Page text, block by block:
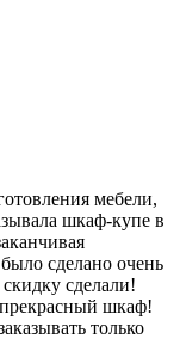
мебели,
шкаф-купе в
сделано очень
сделали!
шкаф!
только